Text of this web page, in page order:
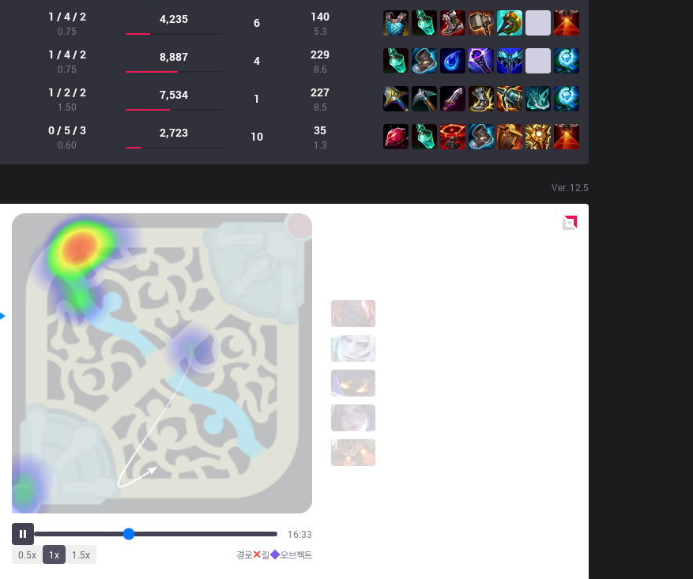
1 / 4 / 2
0.75
4,235 6 140
5.3
1 / 4 / 2
0.75
8,887 4 229
8.6
1 / 2 / 2
1.50
7,534 1 227
8.5
0 / 5 / 3
0.60
2,723 10 35
1.3
Ver. 12.5
20:58
0.5x 1x 1.5x 경로✕킬◆오브젝트